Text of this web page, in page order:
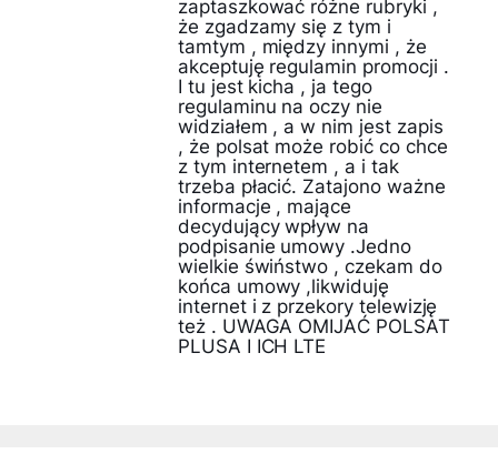
zaptaszkować różne rubryki ,
że zgadzamy się z tym i
tamtym , między innymi , że
akceptuję regulamin promocji .
I tu jest kicha , ja tego
regulaminu na oczy nie
widziałem , a w nim jest zapis
, że polsat może robić co chce
z tym internetem , a i tak
trzeba płacić. Zatajono ważne
informacje , mające
decydujący wpływ na
podpisanie umowy .Jedno
wielkie świństwo , czekam do
końca umowy ,likwiduję
internet i z przekory telewizję
też . UWAGA OMIJAĆ POLSAT
PLUSA I ICH LTE